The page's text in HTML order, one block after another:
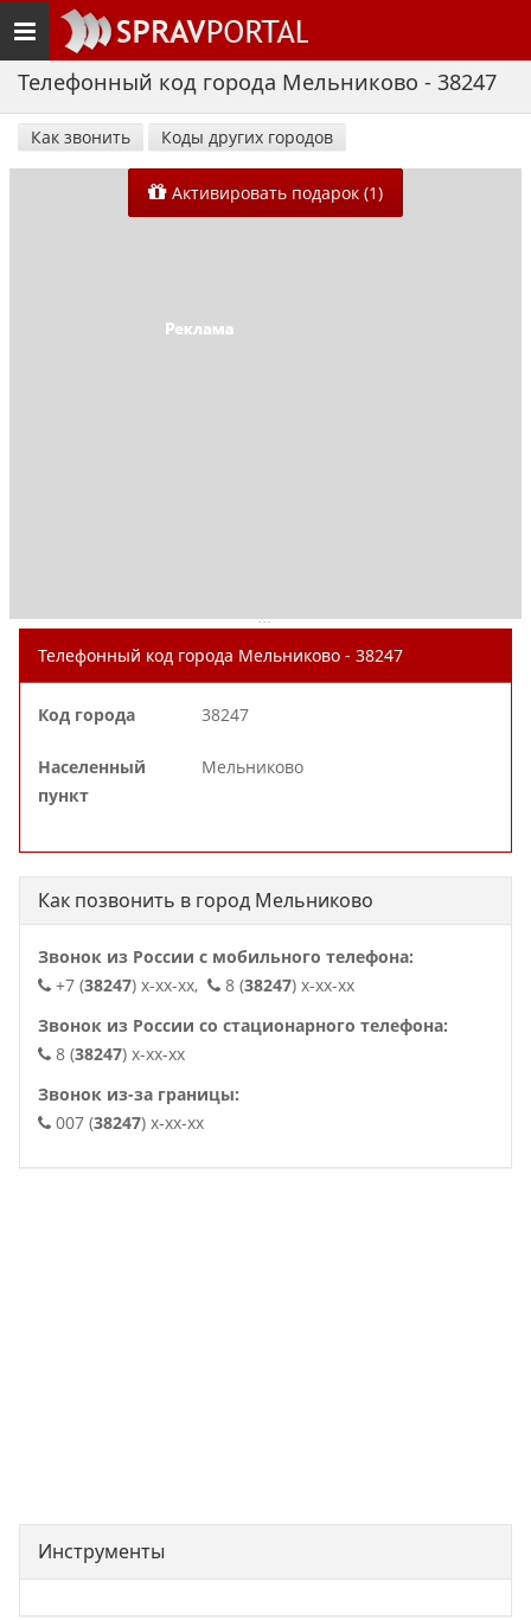
Toggle
navigation
Телефонный код города Мельниково - 38247
Как звонить Коды других городов
Активировать подарок (1)
. . .
Телефонный код города Мельниково - 38247
Код города 38247
Населенный
пункт
Мельниково
Как позвонить в город Мельниково
Звонок из России с мобильного телефона:
+7 (38247) x-xx-xx, 8 (38247) x-xx-xx
Звонок из России со стационарного телефона:
8 (38247) x-xx-xx
Звонок из-за границы:
007 (38247) x-xx-xx
. .
Инструменты